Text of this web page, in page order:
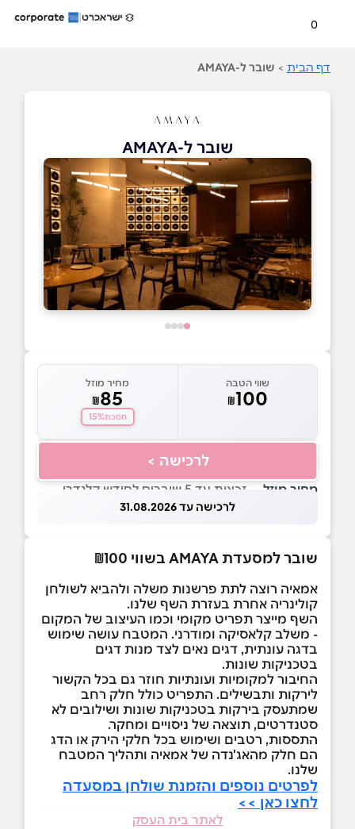
0
דף הבית > שובר ל-AMAYA
שובר ל-AMAYA
שווי הטבה
₪100
מחיר מוזל
₪85
חסכת15%
לרכישה >
מחיר מוזל — זכאות עד 5 שוברים לחודש קלנדרי
לרכישה עד 31.08.2026
שובר למסעדת AMAYA בשווי ₪100
אמאיה רוצה לתת פרשנות משלה ולהביא לשולחן
קולינריה אחרת בעזרת השף שלנו.
השף מייצר תפריט מקומי וכמו העיצוב של המקום
- משלב קלאסיקה ומודרני. המטבח עושה שימוש
בדגה עונתית, דגים נאים לצד מנות דגים
בטכניקות שונות.
החיבור למקומיות ועונתיות חוזר גם בכל הקשור
לירקות ותבשילים. התפריט כולל חלק רחב
שמתעסק בירקות בטכניקות שונות ושילובים לא
סטנדרטים, תוצאה של ניסויים ומחקר.
התססות, רטבים ושימוש בכל חלקי הירק או הדג
הם חלק מהאג'נדה של אמאיה ותהליך המטבח
שלנו.
לפרטים נוספים והזמנת שולחן במסעדה
לחצו כאן >>
לאתר בית העסק